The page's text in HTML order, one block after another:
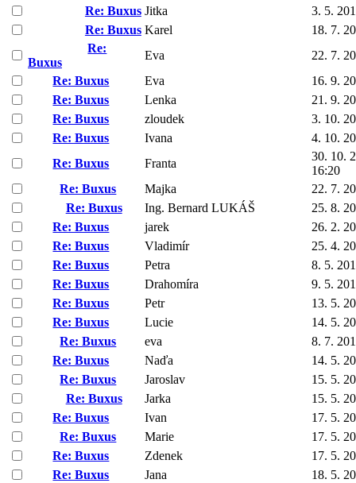
Re: Buxus Jitka
3. 5.
Re: Buxus Karel
18. 7.
Re:
Buxus
Eva
22. 7.
Re: Buxus
Eva
16. 9.
Re: Buxus
Lenka
21. 9.
Re: Buxus
zloudek
3. 10.
Re: Buxus
Ivana
4. 10.
Re: Buxus
Franta
30. 10.
16:20
Re: Buxus
Majka
22. 7.
Re: Buxus
Ing. Bernard LUKÁŠ
25. 8.
Re: Buxus
jarek
26. 2.
Re: Buxus
Vladimír
25. 4.
Re: Buxus
Petra
8. 5.
Re: Buxus
Drahomíra
9. 5.
Re: Buxus
Petr
13. 5.
Re: Buxus
Lucie
14. 5.
Re: Buxus
eva
8. 7.
Re: Buxus
Naďa
14. 5.
Re: Buxus
Jaroslav
15. 5.
Re: Buxus
Jarka
15. 5.
Re: Buxus
Ivan
17. 5.
Re: Buxus
Marie
17. 5.
Re: Buxus
Zdenek
17. 5.
Re: Buxus
Jana
18. 5.